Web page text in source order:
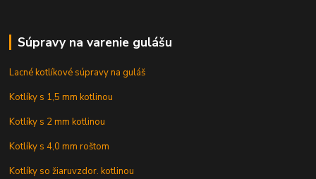
Súpravy na varenie gulášu
Lacné kotlíkové súpravy na guláš
Kotlíky s 1,5 mm kotlinou
Kotlíky s 2 mm kotlinou
Kotlíky s 4,0 mm roštom
Kotlíky so žiaruvzdor. kotlinou